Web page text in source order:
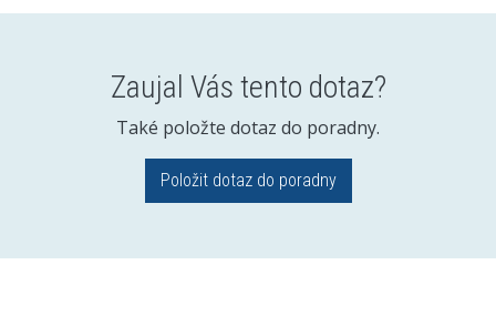
Zaujal Vás tento dotaz?
Také položte dotaz do poradny.
Položit dotaz do poradny